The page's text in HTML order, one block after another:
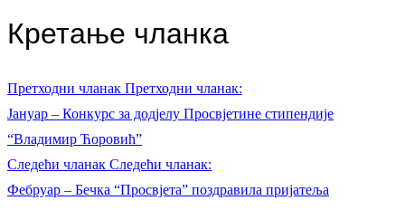
Кретање чланка
Претходни чланак Претходни чланак:
Јануар – Конкурс за додјелу Просвјетине стипендије
“Владимир Ћоровић”
Следећи чланак Следећи чланак:
Фебруар – Бечка “Просвјета” поздравила пријатеља